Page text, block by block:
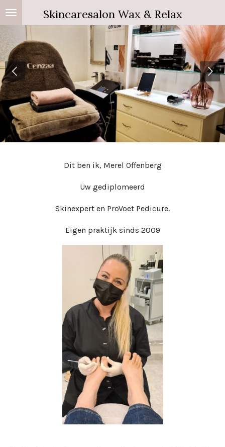
Ga
direct
naar
de
hoofdinhoud
Skincaresalon Wax & Relax
Dit ben ik, Merel Offenberg
Uw gediplomeerd
Skinexpert en ProVoet Pedicure.
Eigen praktijk sinds 2009